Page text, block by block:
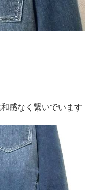
感なく繋いでいます